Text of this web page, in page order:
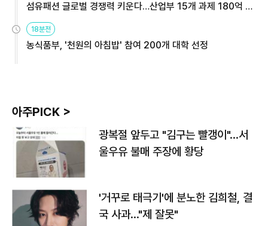
섬유패션 글로벌 경쟁력 키운다…산업부 15개 과제 180억 지
원
18분전
농식품부, '천원의 아침밥' 참여 200개 대학 선정
아주PICK >
광복절 앞두고 "김구는 빨갱이"…서
울우유 불매 주장에 황당
'거꾸로 태극기'에 분노한 김희철, 결
국 사과…"제 잘못"